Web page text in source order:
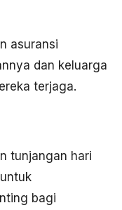
asuransi
dan keluarga
terjaga.
tunjangan hari
bagi